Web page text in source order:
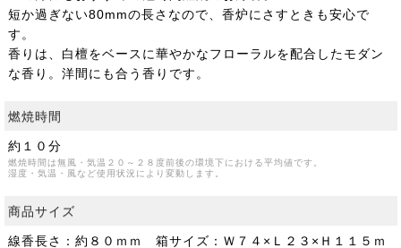
短か過ぎない80mmの長さなので、香炉にさすときも安心で
す。
香りは、白檀をベースに華やかなフローラルを配合したモダン
な香り。洋間にも合う香りです。
燃焼時間
約１０分
燃焼時間は無風・気温２０～２８度前後の環境下における平均値です。
湿度・気温・風など使用状況により変動します。
商品サイズ
線香長さ：約８０ｍｍ 箱サイズ：Ｗ７４×Ｌ２３×Ｈ１１５ｍ